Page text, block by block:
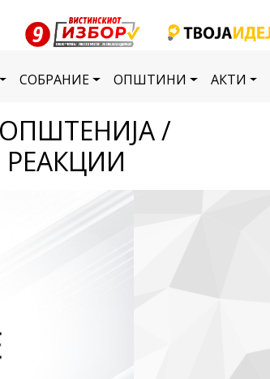
СОБРАНИЕ ОПШТИНИ АКТИ
/
РЕАКЦИИ